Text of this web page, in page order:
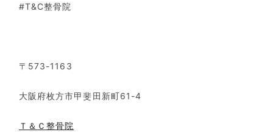
#T&C整骨院
〒573-1163
大阪府枚方市甲斐田新町61-4
Ｔ＆Ｃ整骨院